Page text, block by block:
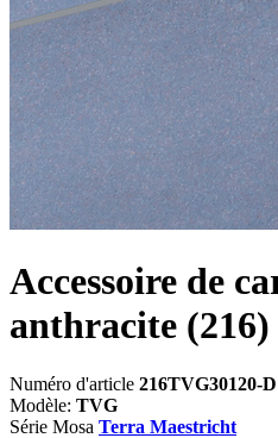
Accessoire de
anthracite (216)
Numéro d'article 216TVG30120-D
Modèle: TVG
Série Mosa Terra Maestricht